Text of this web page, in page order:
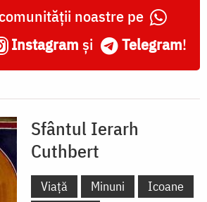
noastre pe
Instagram și Telegram!
Sfântul Ierarh
Cuthbert
Viață Minuni
Icoane